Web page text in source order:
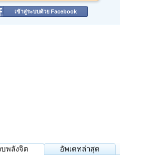
เข้าสู่ระบบด้วย Facebook
บพลังจิต อัพเดทล่าสุด